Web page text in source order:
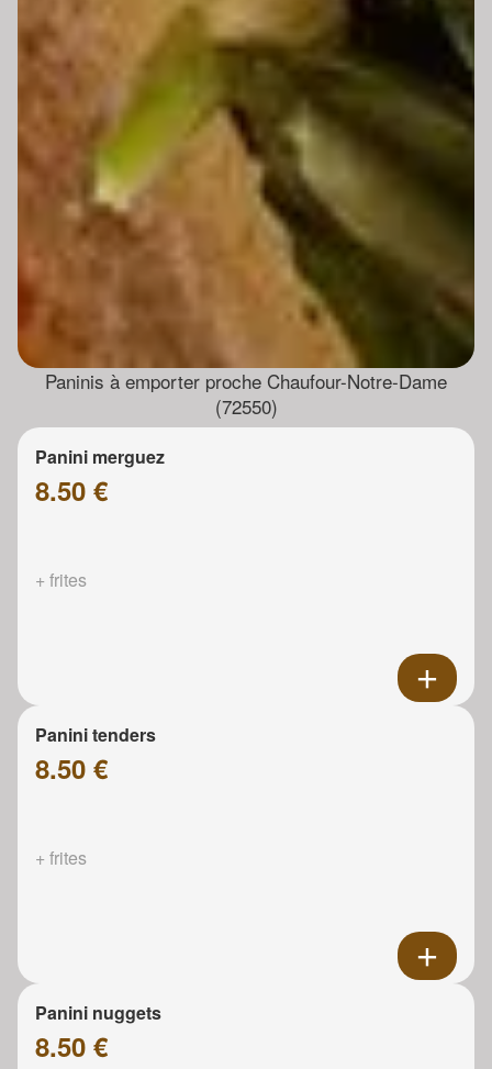
Paninis à emporter proche Chaufour-Notre-Dame
(72550)
Panini merguez
8.50 €
+ frites
Panini tenders
8.50 €
+ frites
Panini nuggets
8.50 €